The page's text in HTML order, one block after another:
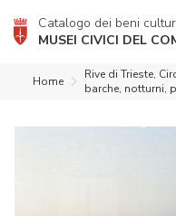
Catalogo dei beni
MUSEI CIVICI DEL
Home
Rive di Trieste,
barche, notturni,